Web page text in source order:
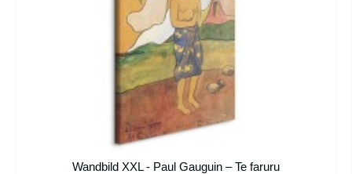
Wandbild XXL - Paul Gauguin – Te faruru